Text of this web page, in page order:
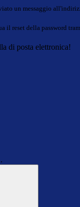
un messaggio
il reset della password
di posta elettronica!